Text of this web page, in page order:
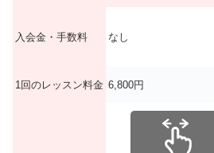
入会金・手数料 なし
1回のレッスン料金 6,800円